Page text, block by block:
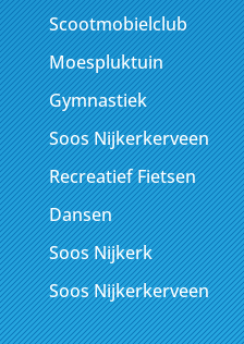
Scootmobielclub
Moespluktuin
Gymnastiek
Soos Nijkerkerveen
Recreatief Fietsen
Dansen
Soos Nijkerk
Soos Nijkerkerveen